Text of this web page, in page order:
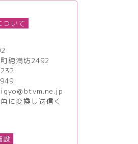
ついて
穂満坊2492
＠btvm.ne.jp
に変換し送信く
設